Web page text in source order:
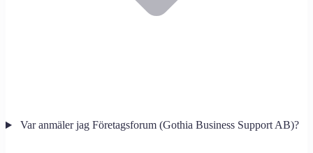
Var anmäler jag Företagsforum (Gothia Business Support AB)?